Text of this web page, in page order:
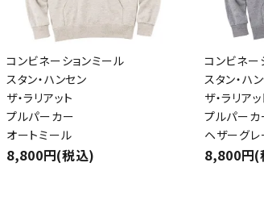
コンビネーションミール
スタン・ハンセン
ザ・ラリアット
プルパーカー
オートミール
8,800円(税込)
コンビネー
スタン・ハ
ザ・ラリアッ
プルパーカ
ヘザーグレ
8,800円(